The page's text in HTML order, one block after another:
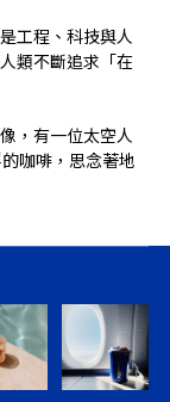
工程、科技與人
類不斷追求「在
，有一位太空人
咖啡，思念著地